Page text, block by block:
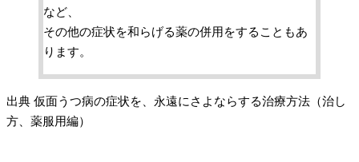
など、
その他の症状を和らげる薬の併用をすることもあ
ります。
出典 仮面うつ病の症状を、永遠にさよならする治療方法（治し
方、薬服用編）